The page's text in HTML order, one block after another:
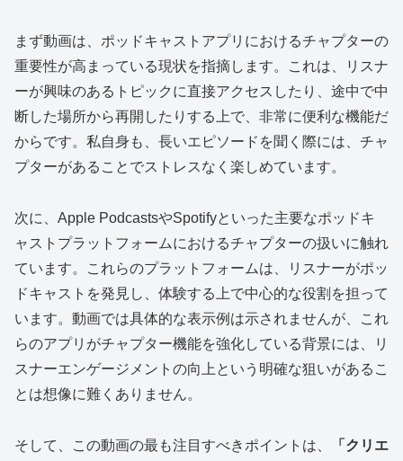
まず動画は、ポッドキャストアプリにおけるチャプターの
重要性が高まっている現状を指摘します。これは、リスナ
ーが興味のあるトピックに直接アクセスしたり、途中で中
断した場所から再開したりする上で、非常に便利な機能だ
からです。私自身も、長いエピソードを聞く際には、チャ
プターがあることでストレスなく楽しめています。
次に、Apple PodcastsやSpotifyといった主要なポッドキ
ャストプラットフォームにおけるチャプターの扱いに触れ
ています。これらのプラットフォームは、リスナーがポッ
ドキャストを発見し、体験する上で中心的な役割を担って
います。動画では具体的な表示例は示されませんが、これ
らのアプリがチャプター機能を強化している背景には、リ
スナーエンゲージメントの向上という明確な狙いがあるこ
とは想像に難くありません。
そして、この動画の最も注目すべきポイントは、
「クリエ